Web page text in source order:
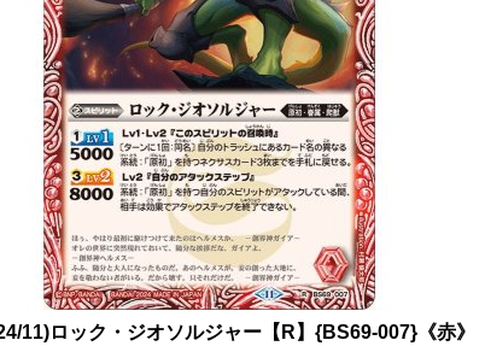
11)ロック・ジオソルジャー【R】{BS69-007}《赤》